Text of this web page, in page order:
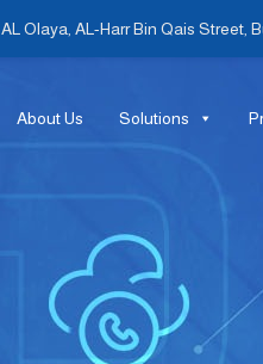
AL Olaya, AL-Harr Bin Qais Street,
About Us Solutions